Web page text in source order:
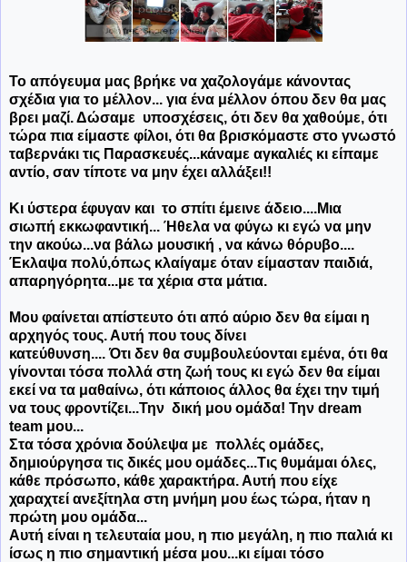
Το απόγευμα μας βρήκε να χαζολογάμε κάνοντας
σχέδια για το μέλλον... για ένα μέλλον όπου δεν θα μας
βρει μαζί. Δώσαμε υποσχέσεις, ότι δεν θα χαθούμε, ότι
τώρα πια είμαστε φίλοι, ότι θα βρισκόμαστε στο γνωστό
ταβερνάκι τις Παρασκευές...κάναμε αγκαλιές κι είπαμε
αντίο, σαν τίποτε να μην έχει αλλάξει!!
Κι ύστερα έφυγαν και το σπίτι έμεινε άδειο....Μια
σιωπή εκκωφαντική... Ήθελα να φύγω κι εγώ να μην
την ακούω...να βάλω μουσική , να κάνω θόρυβο....
Έκλαψα πολύ,όπως κλαίγαμε όταν είμασταν παιδιά,
απαρηγόρητα...με τα χέρια στα μάτια.
Μου φαίνεται απίστευτο ότι από αύριο δεν θα είμαι η
αρχηγός τους. Αυτή που τους δίνει
κατεύθυνση.... Ότι δεν θα συμβουλεύονται εμένα, ότι θα
γίνονται τόσα πολλά στη ζωή τους κι εγώ δεν θα είμαι
εκεί να τα μαθαίνω, ότι κάποιος άλλος θα έχει την τιμή
να τους φροντίζει...Την δική μου ομάδα! Την dream
team μου...
Στα τόσα χρόνια δούλεψα με πολλές ομάδες,
δημιούργησα τις δικές μου ομάδες...Τις θυμάμαι όλες,
κάθε πρόσωπο, κάθε χαρακτήρα. Αυτή που είχε
χαραχτεί ανεξίτηλα στη μνήμη μου έως τώρα, ήταν η
πρώτη μου ομάδα...
Αυτή είναι η τελευταία μου, η πιο μεγάλη, η πιο παλιά κι
ίσως η πιο σημαντική μέσα μου...κι είμαι τόσο